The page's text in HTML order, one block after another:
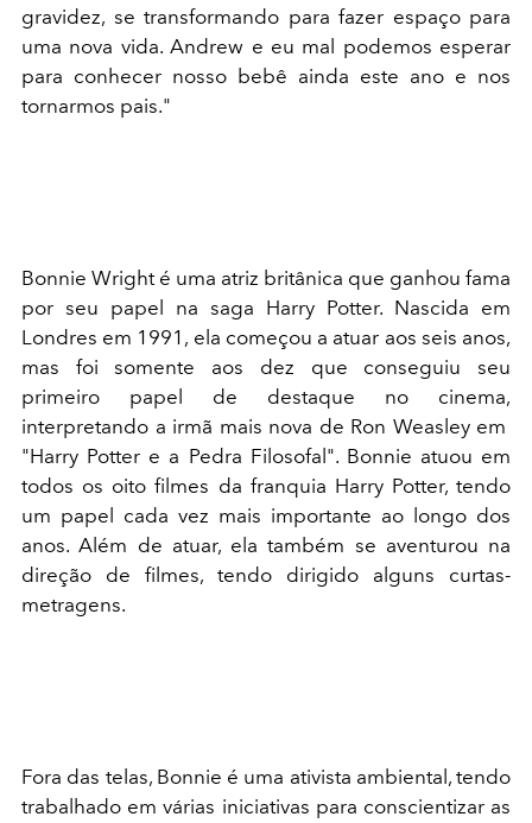
gravidez, se transformando para fazer espaço para
uma nova vida. Andrew e eu mal podemos esperar
para conhecer nosso bebê ainda este ano e nos
tornarmos pais."
Bonnie Wright é uma atriz britânica que ganhou fama
por seu papel na saga Harry Potter. Nascida em
Londres em 1991, ela começou a atuar aos seis anos,
mas foi somente aos dez que conseguiu seu
primeiro papel de destaque no cinema,
interpretando a irmã mais nova de Ron Weasley em
"Harry Potter e a Pedra Filosofal". Bonnie atuou em
todos os oito filmes da franquia Harry Potter, tendo
um papel cada vez mais importante ao longo dos
anos. Além de atuar, ela também se aventurou na
direção de filmes, tendo dirigido alguns curtas-
metragens.
Fora das telas, Bonnie é uma ativista ambiental, tendo
trabalhado em várias iniciativas para conscientizar as